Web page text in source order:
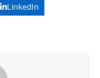
LinkedIn